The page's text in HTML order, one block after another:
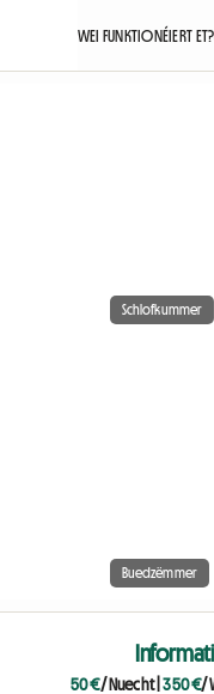
WEI FUNKTIONÉIERT ET?
Schlofkummer
Buedzëmmer
50 €/ Nuecht|350 €/